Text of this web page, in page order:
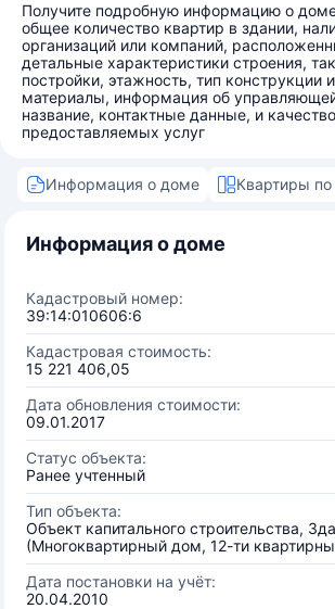
Получите подробную информацию о
общее количество квартир в здании,
организаций или компаний,
детальные характеристики строения,
постройки, этажность, тип конструкции
материалы, информация об
название, контактные данные, и качество
предоставляемых услуг
Информация о доме Квартиры
Информация о доме
Кадастровый номер:
39:14:010606:6
Кадастровая стоимость:
15 221 406,05
Дата обновления стоимости:
09.01.2017
Статус объекта:
Ранее учтенный
Тип объекта:
Объект капитального строительства,
(Многоквартирный дом, 12-ти
Дата постановки на учёт:
20.04.2010